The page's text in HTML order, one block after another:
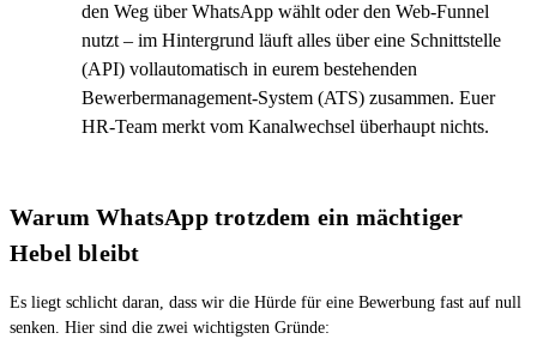
den Weg über WhatsApp wählt oder den Web-Funnel
nutzt – im Hintergrund läuft alles über eine Schnittstelle
(API) vollautomatisch in eurem bestehenden
Bewerbermanagement-System (ATS) zusammen. Euer
HR-Team merkt vom Kanalwechsel überhaupt nichts.
Warum WhatsApp trotzdem ein mächtiger
Hebel bleibt
Es liegt schlicht daran, dass wir die Hürde für eine Bewerbung fast auf null
senken. Hier sind die zwei wichtigsten Gründe: